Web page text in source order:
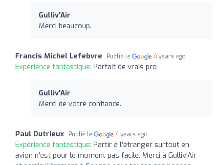
Gulliv'Air
Merci beaucoup.
Francis Michel Lefebvre Publié le 4 years ago
Expérience fantastique: Parfait de vrais pro
Gulliv'Air
Merci de votre confiance.
Paul Dutrieux Publié le 4 years ago
Expérience fantastique: Partir à l'étranger surtout en
avion n'est pour le moment pas facile. Merci à Gulliv'Air